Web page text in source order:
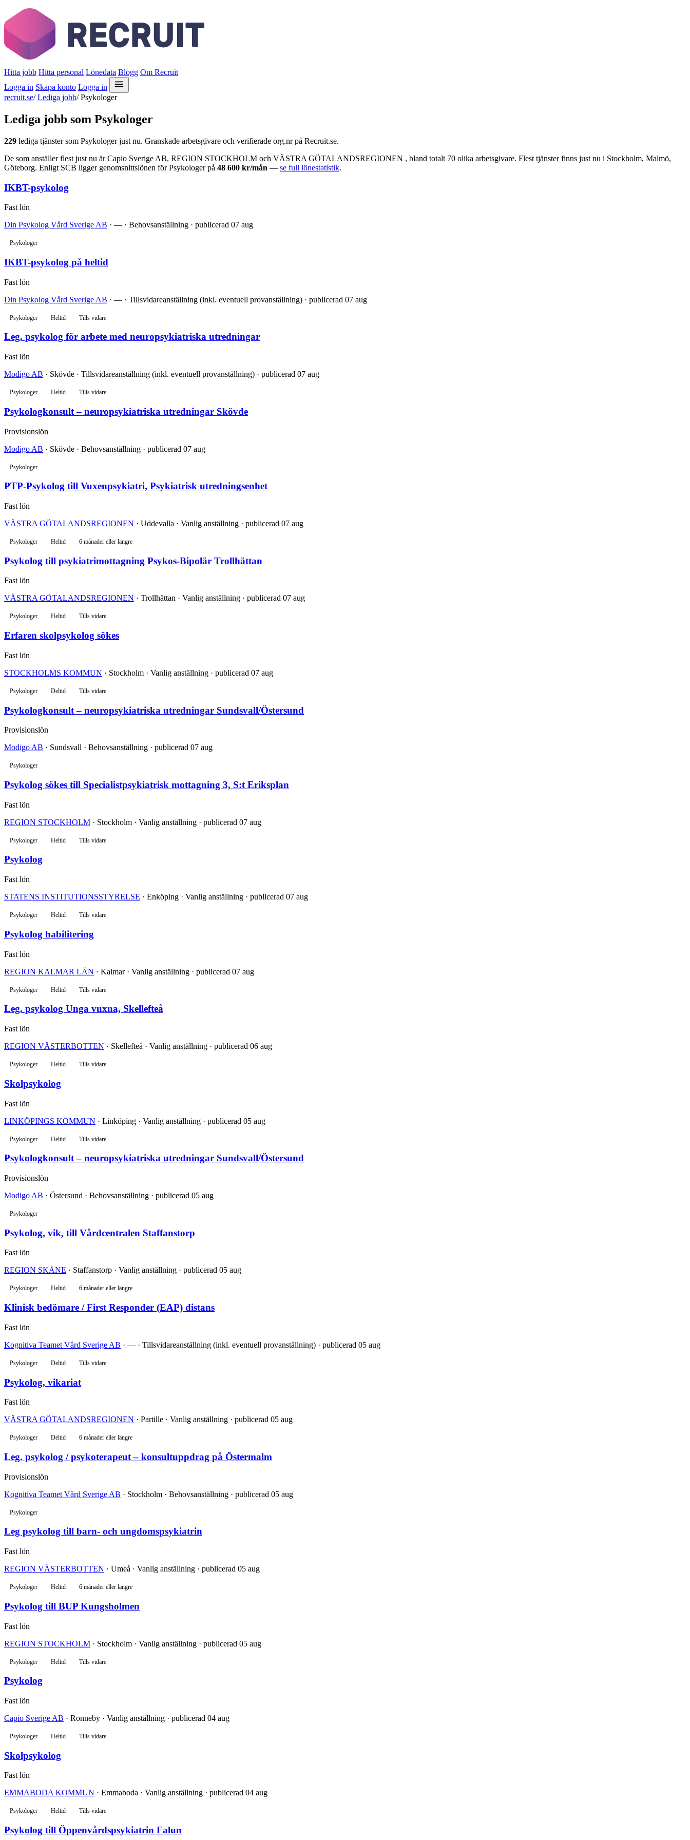
Hitta jobb Hitta personal Lönedata Blogg Om Recruit
Logga in Skapa konto Logga in
recruit.se/ Lediga jobb/ Psykologer
Lediga jobb som Psykologer
229 lediga tjänster som Psykologer just nu. Granskade arbetsgivare och verifierade org.nr på Recruit.se.
De som anställer flest just nu är Capio Sverige AB, REGION STOCKHOLM och VÄSTRA GÖTALANDSREGIONEN , bland totalt 70 olika arbetsgivare. Flest tjänster finns just nu i Stockholm, Malmö,
Göteborg. Enligt SCB ligger genomsnittslönen för Psykologer på 48 600 kr/mån — se full lönestatistik.
IKBT-psykolog
Fast lön
Din Psykolog Vård Sverige AB · — · Behovsanställning · publicerad 07 aug
Psykologer
IKBT-psykolog på heltid
Fast lön
Din Psykolog Vård Sverige AB · — · Tillsvidareanställning (inkl. eventuell provanställning) · publicerad 07 aug
Psykologer Heltid Tills vidare
Leg. psykolog för arbete med neuropsykiatriska utredningar
Fast lön
Modigo AB · Skövde · Tillsvidareanställning (inkl. eventuell provanställning) · publicerad 07 aug
Psykologer Heltid Tills vidare
Psykologkonsult – neuropsykiatriska utredningar Skövde
Provisionslön
Modigo AB · Skövde · Behovsanställning · publicerad 07 aug
Psykologer
PTP-Psykolog till Vuxenpsykiatri, Psykiatrisk utredningsenhet
Fast lön
VÄSTRA GÖTALANDSREGIONEN · Uddevalla · Vanlig anställning · publicerad 07 aug
Psykologer Heltid 6 månader eller längre
Psykolog till psykiatrimottagning Psykos-Bipolär Trollhättan
Fast lön
VÄSTRA GÖTALANDSREGIONEN · Trollhättan · Vanlig anställning · publicerad 07 aug
Psykologer Heltid Tills vidare
Erfaren skolpsykolog sökes
Fast lön
STOCKHOLMS KOMMUN · Stockholm · Vanlig anställning · publicerad 07 aug
Psykologer Deltid Tills vidare
Psykologkonsult – neuropsykiatriska utredningar Sundsvall/Östersund
Provisionslön
Modigo AB · Sundsvall · Behovsanställning · publicerad 07 aug
Psykologer
Psykolog sökes till Specialistpsykiatrisk mottagning 3, S:t Eriksplan
Fast lön
REGION STOCKHOLM · Stockholm · Vanlig anställning · publicerad 07 aug
Psykologer Heltid Tills vidare
Psykolog
Fast lön
STATENS INSTITUTIONSSTYRELSE · Enköping · Vanlig anställning · publicerad 07 aug
Psykologer Heltid Tills vidare
Psykolog habilitering
Fast lön
REGION KALMAR LÄN · Kalmar · Vanlig anställning · publicerad 07 aug
Psykologer Heltid Tills vidare
Leg. psykolog Unga vuxna, Skellefteå
Fast lön
REGION VÄSTERBOTTEN · Skellefteå · Vanlig anställning · publicerad 06 aug
Psykologer Heltid Tills vidare
Skolpsykolog
Fast lön
LINKÖPINGS KOMMUN · Linköping · Vanlig anställning · publicerad 05 aug
Psykologer Heltid Tills vidare
Psykologkonsult – neuropsykiatriska utredningar Sundsvall/Östersund
Provisionslön
Modigo AB · Östersund · Behovsanställning · publicerad 05 aug
Psykologer
Psykolog, vik, till Vårdcentralen Staffanstorp
Fast lön
REGION SKÅNE · Staffanstorp · Vanlig anställning · publicerad 05 aug
Psykologer Heltid 6 månader eller längre
Klinisk bedömare / First Responder (EAP) distans
Fast lön
Kognitiva Teamet Vård Sverige AB · — · Tillsvidareanställning (inkl. eventuell provanställning) · publicerad 05 aug
Psykologer Deltid Tills vidare
Psykolog, vikariat
Fast lön
VÄSTRA GÖTALANDSREGIONEN · Partille · Vanlig anställning · publicerad 05 aug
Psykologer Deltid 6 månader eller längre
Leg. psykolog / psykoterapeut – konsultuppdrag på Östermalm
Provisionslön
Kognitiva Teamet Vård Sverige AB · Stockholm · Behovsanställning · publicerad 05 aug
Psykologer
Leg psykolog till barn- och ungdomspsykiatrin
Fast lön
REGION VÄSTERBOTTEN · Umeå · Vanlig anställning · publicerad 05 aug
Psykologer Heltid 6 månader eller längre
Psykolog till BUP Kungsholmen
Fast lön
REGION STOCKHOLM · Stockholm · Vanlig anställning · publicerad 05 aug
Psykologer Heltid Tills vidare
Psykolog
Fast lön
Capio Sverige AB · Ronneby · Vanlig anställning · publicerad 04 aug
Psykologer Heltid Tills vidare
Skolpsykolog
Fast lön
EMMABODA KOMMUN · Emmaboda · Vanlig anställning · publicerad 04 aug
Psykologer Heltid Tills vidare
Psykolog till Öppenvårdspsykiatrin Falun